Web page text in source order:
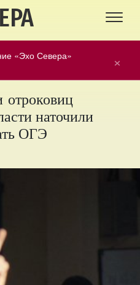
×
«Эхо Севера»
отроковиц
наточили
ОГЭ